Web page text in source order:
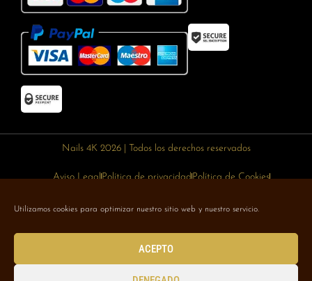
Utilizamos cookies para optimizar nuestro sitio web y nuestro servicio.
ACEPTO
Nails 4K 2026 | Todos los derechos reservados
Aviso LegalPolítica de privacidadPolítica de Cookies